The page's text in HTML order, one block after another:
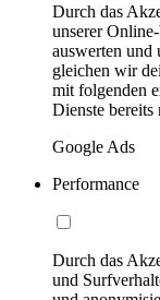
Durch das
unserer
auswerten und
gleichen wir
mit folgenden
Dienste bereits
Google Ads
Performance
Durch das
und